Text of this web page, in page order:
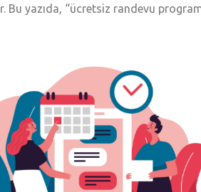
Bu yazıda, “ücretsiz randevu